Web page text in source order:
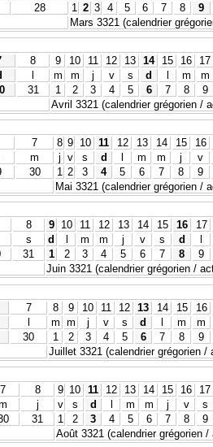
28 1 2 3 4 5 6 7 8 9
Mars 3321 (calendrier
8 9 10 11 12 13 14 15 16 17
m m j v s d m m
31 1 2 3 4 5 6 7 8 9
Avril 3321 (calendrier grégorien /
7 8 9 10 11 12 13 14 15 16
m j v s d m m j v
30 1 2 3 4 5 6 7 8 9
Mai 3321 (calendrier grégorien /
8 9 10 11 12 13 14 15 16 17
s d m m j v s d
31 1 2 3 4 5 6 7 8 9
Juin 3321 (calendrier grégorien /
7 8 9 10 11 12 13 14 15 16
l m m j v s d l m m
30 1 2 3 4 5 6 7 8 9
Juillet 3321 (calendrier grégorien /
7 8 9 10 11 12 13 14 15 16 17
j v s d m m j v s
31 1 2 3 4 5 6 7 8 9
Août 3321 (calendrier grégorien /